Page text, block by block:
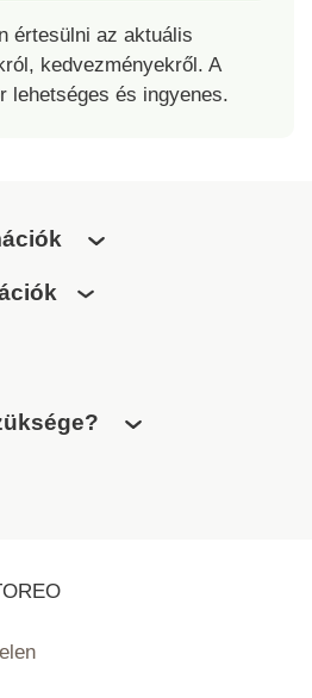
értesülni az aktuális
kedvezményekről. A
lehetséges és ingyenes.